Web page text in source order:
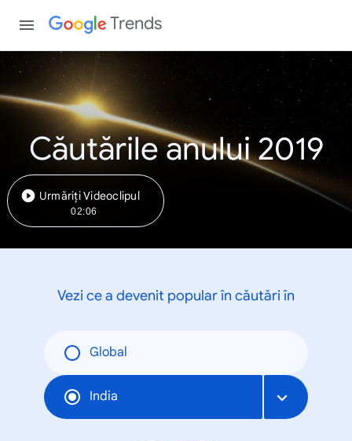
Trends
Căutările anului 2019
Urmăriți Videoclipul
02:06
Vezi ce a devenit popular în căutări în
Global
India